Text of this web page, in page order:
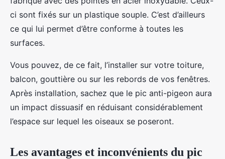
ci sont fixés sur un plastique souple. C’est d’ailleurs
ce qui lui permet d’être conforme à toutes les
surfaces.
Vous pouvez, de ce fait, l’installer sur votre toiture,
balcon, gouttière ou sur les rebords de vos fenêtres.
Après installation, sachez que le pic anti-pigeon aura
un impact dissuasif en réduisant considérablement
l’espace sur lequel les oiseaux se poseront.
Les avantages et inconvénients du pic